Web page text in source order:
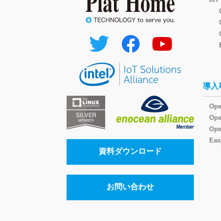
資料ダウンロード
お問い合わせ
導入